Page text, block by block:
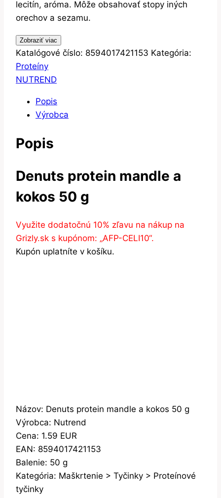
lecitín, aróma. Môže obsahovať stopy iných
orechov a sezamu.
Zobraziť viac
Katalógové číslo: 8594017421153 Kategória:
Proteíny
NUTREND
Popis
Výrobca
Popis
Denuts protein mandle a
kokos 50 g
Využite dodatočnú 10% zľavu na nákup na
Grizly.sk s kupónom: „AFP-CELI10“.
Kupón uplatníte v košíku.
Názov: Denuts protein mandle a kokos 50 g
Výrobca: Nutrend
Cena: 1.59 EUR
EAN: 8594017421153
Balenie: 50 g
Kategória: Maškrtenie > Tyčinky > Proteínové
tyčinky